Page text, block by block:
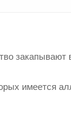
закапывают
имеется